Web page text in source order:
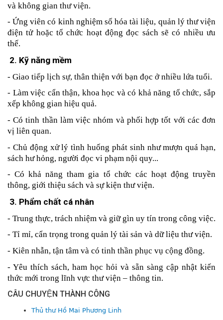
và không gian thư viện.
- Ứng viên có kinh nghiệm số hóa tài liệu, quản lý thư viện
điện tử hoặc tổ chức hoạt động đọc sách sẽ có nhiều ưu
thế.
2. Kỹ năng mềm
- Giao tiếp lịch sự, thân thiện với bạn đọc ở nhiều lứa tuổi.
- Làm việc cẩn thận, khoa học và có khả năng tổ chức, sắp
xếp không gian hiệu quả.
- Có tinh thần làm việc nhóm và phối hợp tốt với các đơn
vị liên quan.
- Chủ động xử lý tình huống phát sinh như mượn quá hạn,
sách hư hỏng, người đọc vi phạm nội quy...
- Có khả năng tham gia tổ chức các hoạt động truyền
thông, giới thiệu sách và sự kiện thư viện.
3. Phẩm chất cá nhân
- Trung thực, trách nhiệm và giữ gìn uy tín trong công việc.
- Tỉ mỉ, cẩn trọng trong quản lý tài sản và dữ liệu thư viện.
- Kiên nhẫn, tận tâm và có tinh thần phục vụ cộng đồng.
- Yêu thích sách, ham học hỏi và sẵn sàng cập nhật kiến
thức mới trong lĩnh vực thư viện – thông tin.
CÂU CHUYỆN THÀNH CÔNG
Thủ thư Hồ Mai Phương Linh